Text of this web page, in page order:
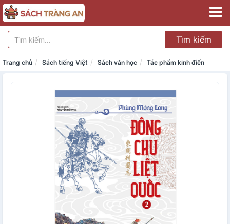
Tìm kiếm
Trang chủ Sách tiếng Việt Sách văn học Tác phẩm kinh điển